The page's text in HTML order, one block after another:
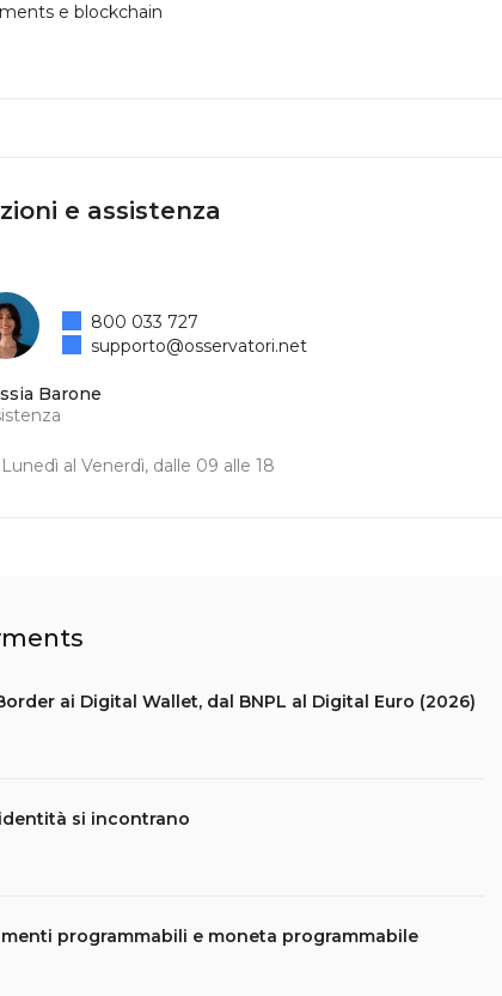
e blockchain
e assistenza
Barone
al Venerdì, dalle 09 alle 18
800 033 727
supporto@osservatori.net
ai Digital Wallet, dal BNPL al Digital Euro (2026)
si incontrano
programmabili e moneta programmabile